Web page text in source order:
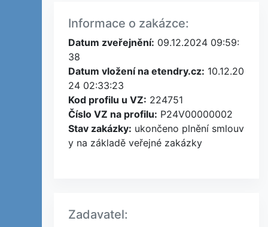
Informace o zakázce:
Datum zveřejnění: 09.12.2024 09:59:
38
Datum vložení na etendry.cz: 10.12.20
24 02:33:23
Kod profilu u VZ: 224751
Číslo VZ na profilu: P24V00000002
Stav zakázky: ukončeno plnění smlouv
y na základě veřejné zakázky
Zadavatel: